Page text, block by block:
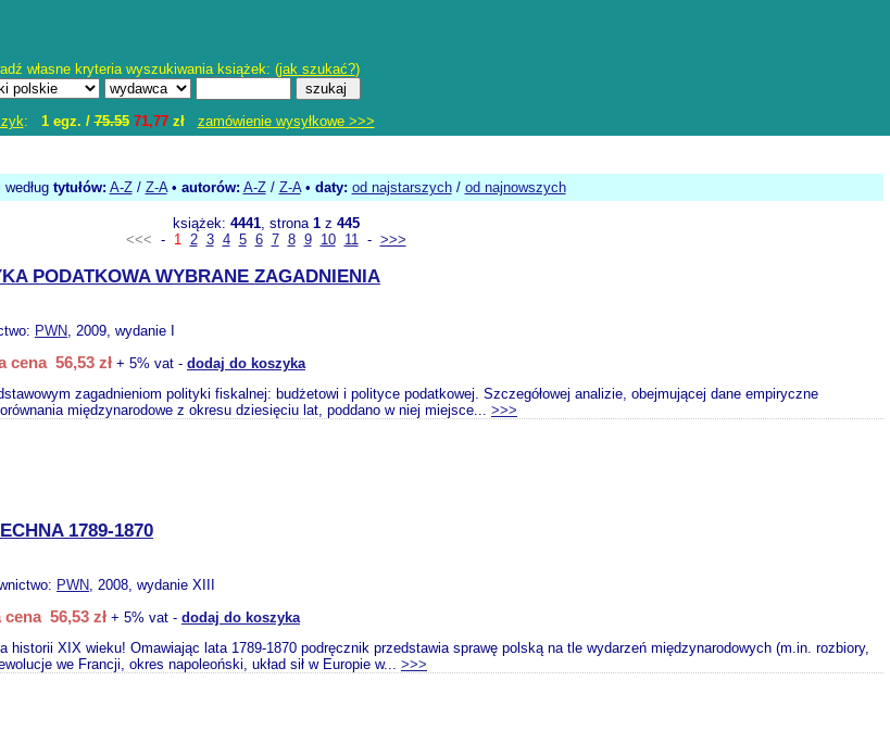
własne kryteria wyszukiwania książek: (jak szukać?)
: 1 egz. /75.55 71,77zł
zamówienie wysyłkowe >>>
tytułów: A-Z/ Z-A• autorów: A-Z/ Z-A• daty: od najstarszych/ od najnowszych
książek: 4441, strona 1z 445
<<< - 1 2 3 4 5 6 7 8 9 10 11- >>>
PODATKOWA WYBRANE ZAGADNIENIA
PWN, 2009, wydanie I
cena 56,53 zł + 5% vat - dodaj do koszyka
zagadnieniom polityki fiskalnej: budżetowi i polityce podatkowej. Szczegółowej analizie, obejmującej dane empiryczne
międzynarodowe z okresu dziesięciu lat, poddano w niej miejsce... >>>
1789-1870
PWN, 2008, wydanie XIII
cena 56,53 zł + 5% vat - dodaj do koszyka
historii XIX wieku! Omawiając lata 1789-1870 podręcznik przedstawia sprawę polską na tle wydarzeń międzynarodowych (m.in. rozbiory,
we Francji, okres napoleoński, układ sił w Europie w... >>>